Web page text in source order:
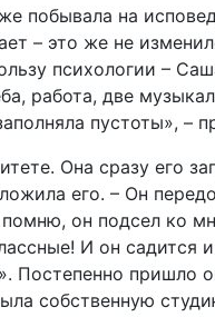
побывала на
– это же не
психологии –
работа, две
пустоты», –
Она сразу его
его. – Он
он подсел ко
И он садится
Постепенно пришло
собственную